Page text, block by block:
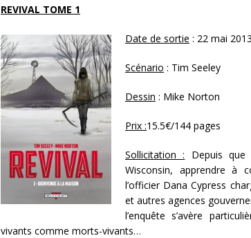
REVIVAL TOME 1
Date de sortie : 22 mai 2013
Scénario : Tim Seeley
Dessin : Mike Norton
Prix :15.5€/144 pages
Sollicitation : Depuis
Wisconsin, apprendre à
l’officier Dana Cypress
et autres agences
l’enquête s’avère
vivants comme morts-vivants…